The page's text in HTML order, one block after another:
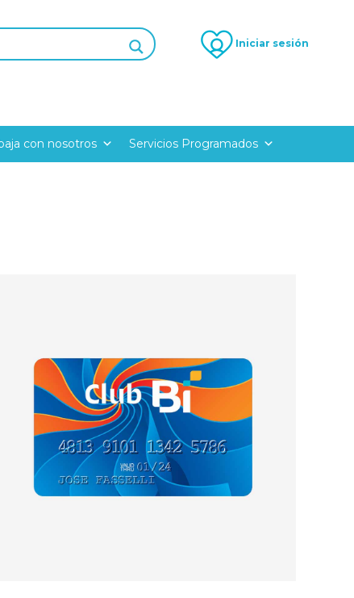
Iniciar sesión
con nosotros Servicios Programados